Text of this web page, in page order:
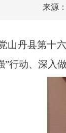
来源
山丹县第十
”行动、深入